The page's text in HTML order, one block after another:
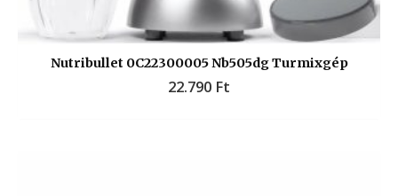
Nutribullet 0C22300005 Nb505dg Turmixgép
22.790 Ft